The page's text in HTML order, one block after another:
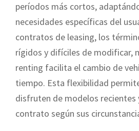
períodos más cortos,
necesidades específicas del
contratos de leasing, los
rígidos y difíciles de modificar,
renting facilita el cambio de
tiempo. Esta flexibilidad
disfruten de modelos recientes
contrato según sus